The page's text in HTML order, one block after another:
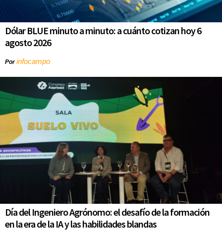
Dólar BLUE minuto a minuto: a cuánto cotizan hoy 6
agosto 2026
Porinfocampo
Día del Ingeniero Agrónomo: el desafío de la formación
en la era de la IA y las habilidades blandas